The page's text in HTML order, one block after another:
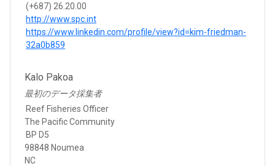
(+687) 26.20.00
http://www.spc.int
https://www.linkedin.com/profile/view?id=kim-friedman-
32a0b859
Kalo Pakoa
最初のデータ採集者
Reef Fisheries Officer
The Pacific Community
BP D5
98848 Noumea
NC